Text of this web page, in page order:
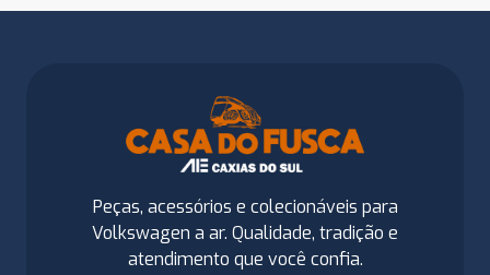
Peças, acessórios e colecionáveis para
Volkswagen a ar. Qualidade, tradição e
atendimento que você confia.